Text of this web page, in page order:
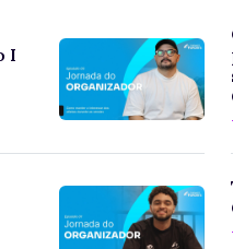
I